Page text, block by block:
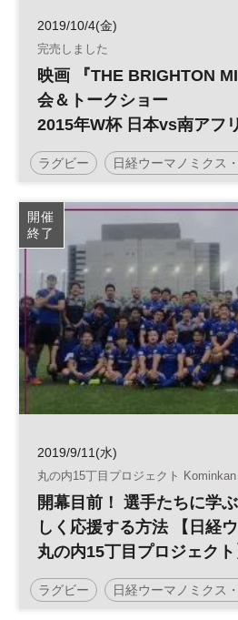
2019/10/4(金)
完売しました
映画 『THE BRIGHTON
会＆トークショー
2015年W杯 日本vs南アフ
舞台裏
ラグビー 日経ウーマノミクス
トークショー
開催
終了
2019/9/11(水)
丸の内15丁目プロジェクト Kominkan
開幕目前！ 選手たちに学
しく応援する方法 【日経
丸の内15丁目プロジェクト
ラグビー 日経ウーマノミクス